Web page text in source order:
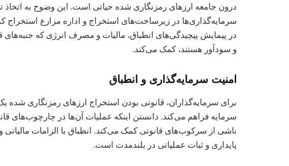
درون جامعه ارزهای رمزنگاری شده حیاتی است. این وضوح به اتخاذ
سرمایه‌گذاری‌ها در زیرساخت‌های استخراج و اداره مزارع استخراج
در پیمایش پیچیدگی‌های انطباق، مالیات و مصرف انرژی که جنبه‌های
و سودآور هستند، کمک می‌کند.
امنیت سرمایه‌گذاری و انطباق
برای سرمایه‌گذاران، قانونی بودن استخراج ارزهای رمزنگاری شده
سرمایه فراهم می‌کند. دانستن اینکه عملیات آن‌ها در چارچوب‌های
ناشی از سرکوب‌های قانونی کمک می‌کند. انطباق با الزامات
پایداری و ثبات عملیاتی در بلندمدت است.